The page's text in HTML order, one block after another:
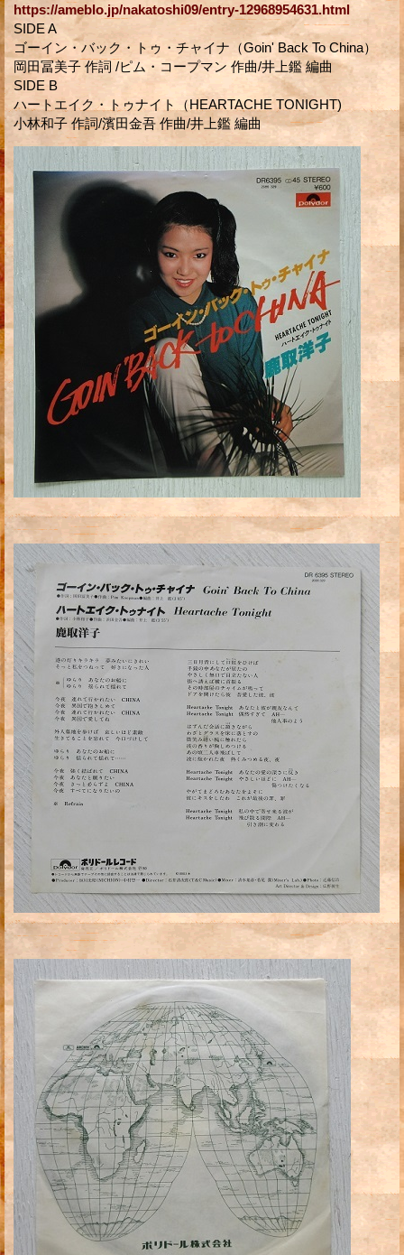
https://ameblo.jp/nakatoshi09/entry-12968954631.html
SIDE A
ゴーイン・バック・トゥ・チャイナ（Goin' Back To China）
岡田冨美子 作詞 /ピム・コープマン 作曲/井上鑑 編曲
SIDE B
ハートエイク・トゥナイト（HEARTACHE TONIGHT)
小林和子 作詞/濱田金吾 作曲/井上鑑 編曲